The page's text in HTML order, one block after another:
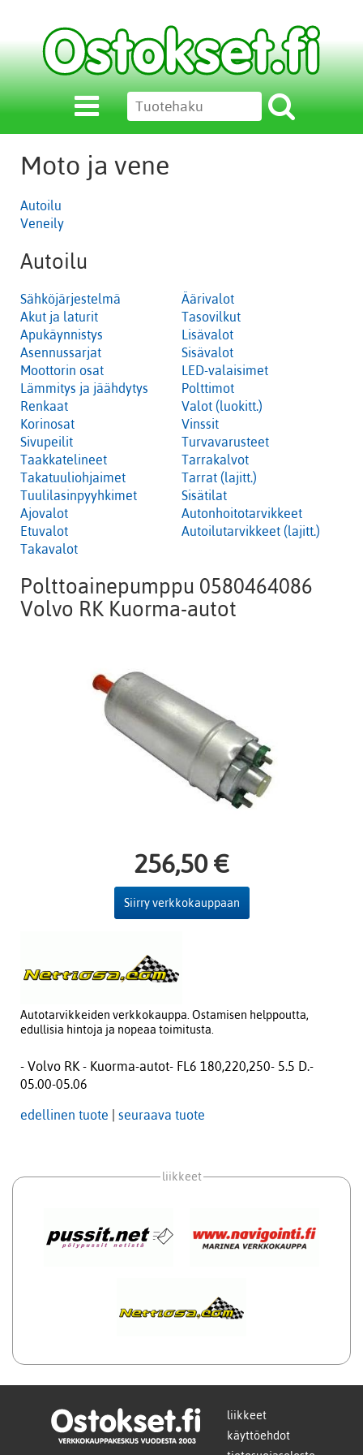
Moto ja vene
Autoilu
Veneily
Autoilu
Sähköjärjestelmä
Akut ja laturit
Apukäynnistys
Asennussarjat
Moottorin osat
Lämmitys ja jäähdytys
Renkaat
Korinosat
Sivupeilit
Taakkatelineet
Takatuuliohjaimet
Tuulilasinpyyhkimet
Ajovalot
Etuvalot
Takavalot
Äärivalot
Tasovilkut
Lisävalot
Sisävalot
LED-valaisimet
Polttimot
Valot (luokitt.)
Vinssit
Turvavarusteet
Tarrakalvot
Tarrat (lajitt.)
Sisätilat
Autonhoitotarvikkeet
Autoilutarvikkeet (lajitt.)
Polttoainepumppu 0580464086
Volvo RK Kuorma-autot
256,50 €
Siirry verkkokauppaan
Autotarvikkeiden verkkokauppa. Ostamisen helppoutta,
edullisia hintoja ja nopeaa toimitusta.
- Volvo RK - Kuorma-autot- FL6 180,220,250- 5.5 D.-
05.00-05.06
edellinen tuote seuraava tuote
liikkeet
liikkeet
käyttöehdot